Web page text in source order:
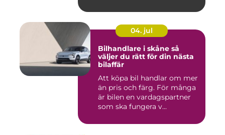
04. jul
Bilhandlare i skåne så
väljer du rätt för din nästa
bilaffär
Att köpa bil handlar om mer
än pris och färg. För många
är bilen en vardagspartner
som ska fungera v...